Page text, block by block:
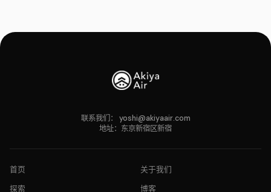
联系我们：
yoshi@akiyaair.com
地址：东京新宿区新宿
首页
探索
关于我们
博客